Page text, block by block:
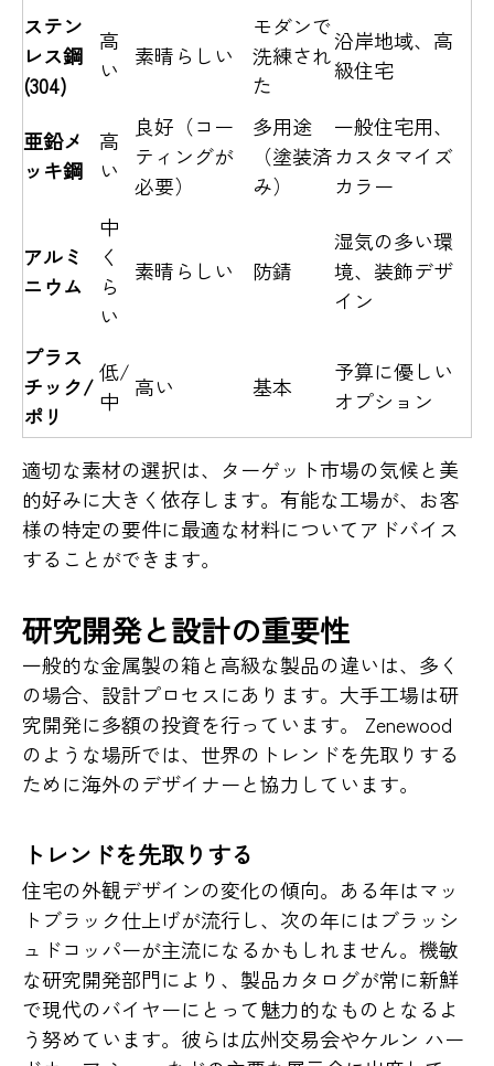
ステン
レス鋼
(304)
高
い
素晴らしい
モダンで
洗練され
た
沿岸地域、高
級住宅
亜鉛メ
ッキ鋼
高
い
良好（コー
ティングが
必要）
多用途
（塗装済
み）
一般住宅用、
カスタマイズ
カラー
アルミ
ニウム
中
く
ら
い
素晴らしい 防錆
湿気の多い環
境、装飾デザ
イン
プラス
チック/
ポリ
低/
中
高い 基本
予算に優しい
オプション
適切な素材の選択は、ターゲット市場の気候と美
的好みに大きく依存します。有能な工場が、お客
様の特定の要件に最適な材料についてアドバイス
することができます。
研究開発と設計の重要性
一般的な金属製の箱と高級な製品の違いは、多く
の場合、設計プロセスにあります。大手工場は研
究開発に多額の投資を行っています。 Zenewood
のような場所では、世界のトレンドを先取りする
ために海外のデザイナーと協力しています。
トレンドを先取りする
住宅の外観デザインの変化の傾向。ある年はマッ
トブラック仕上げが流行し、次の年にはブラッシ
ュドコッパーが主流になるかもしれません。機敏
な研究開発部門により、製品カタログが常に新鮮
で現代のバイヤーにとって魅力的なものとなるよ
う努めています。彼らは広州交易会やケルン ハー